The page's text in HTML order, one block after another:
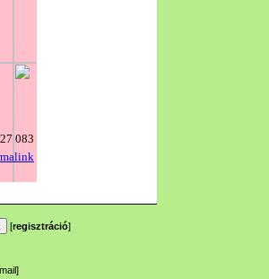
[regisztráció]
]